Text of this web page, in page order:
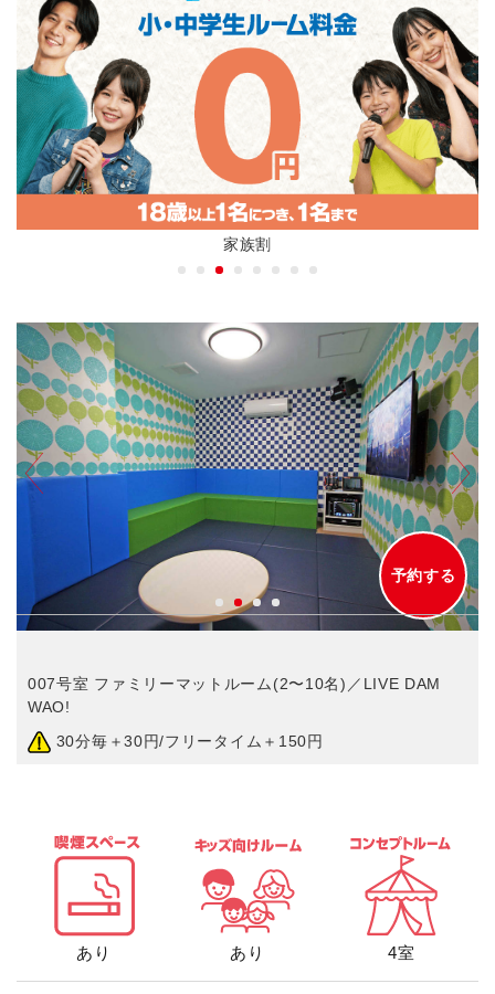
アニバーサリープラン
予約する
007号室 ファミリーマットルーム(2〜10名)／LIVE DAM
WAO!
30分毎＋30円/フリータイム＋150円
あり あり 4室